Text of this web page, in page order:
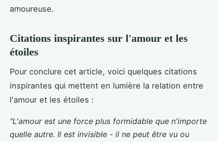
amoureuse.
Citations inspirantes sur l'amour et les
étoiles
Pour conclure cet article, voici quelques citations
inspirantes qui mettent en lumière la relation entre
l'amour et les étoiles :
"L'amour est une force plus formidable que n'importe
quelle autre. Il est invisible - il ne peut être vu ou